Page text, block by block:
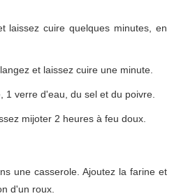
laissez cuire quelques minutes, en
et laissez cuire une minute.
1 verre d'eau, du sel et du poivre.
mijoter 2 heures à feu doux.
une casserole. Ajoutez la farine et
d'un roux.